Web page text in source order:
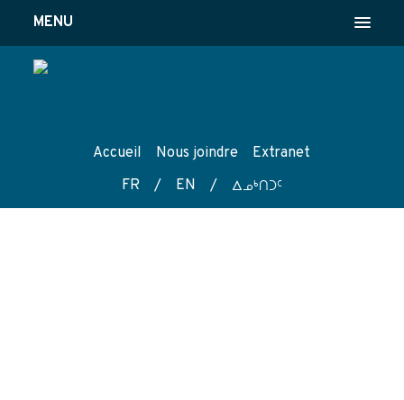
MENU
Accueil Nous joindre
Extranet
FR
/ EN / wk4tg5